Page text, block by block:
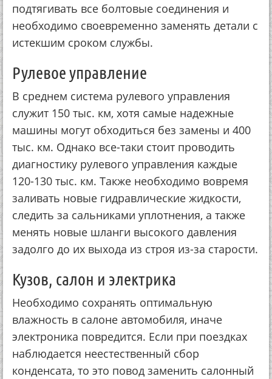
подтягивать все болтовые соединения и
необходимо своевременно заменять детали с
истекшим сроком службы.
Рулевое управление
В среднем система рулевого управления
служит 150 тыс. км, хотя самые надежные
машины могут обходиться без замены и 400
тыс. км. Однако все-таки стоит проводить
диагностику рулевого управления каждые
120-130 тыс. км. Также необходимо вовремя
заливать новые гидравлические жидкости,
следить за сальниками уплотнения, а также
менять новые шланги высокого давления
задолго до их выхода из строя из-за старости.
Кузов, салон и электрика
Необходимо сохранять оптимальную
влажность в салоне автомобиля, иначе
электроника повредится. Если при поездках
наблюдается неестественный сбор
конденсата, то это повод заменить салонный